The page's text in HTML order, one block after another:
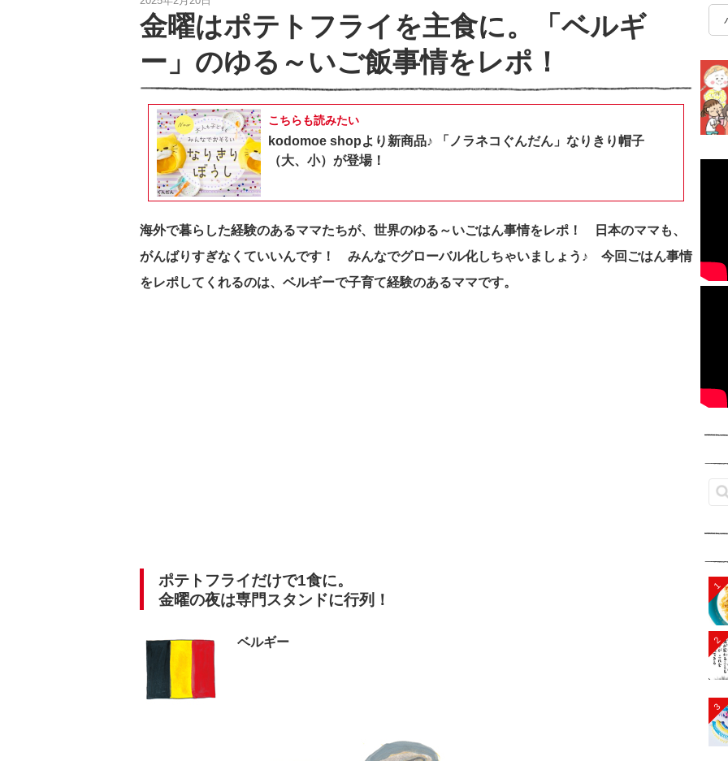
金曜はポテトフライを主食に。「ベルギ
ー」のゆる～いご飯事情をレポ！
こちらも読みたい
kodomoe shopより新商品♪ 「ノラネコぐんだん」なりきり帽子
（大、小）が登場！
海外で暮らした経験のあるママたちが、世界のゆる～いごはん事情をレポ！ 日本のママも、
がんばりすぎなくていいんです！ みんなでグローバル化しちゃいましょう♪ 今回ごはん事情
をレポしてくれるのは、ベルギーで子育て経験のあるママです。
ポテトフライだけで1食に。
金曜の夜は専門スタンドに行列！
ベルギー
1
2
3